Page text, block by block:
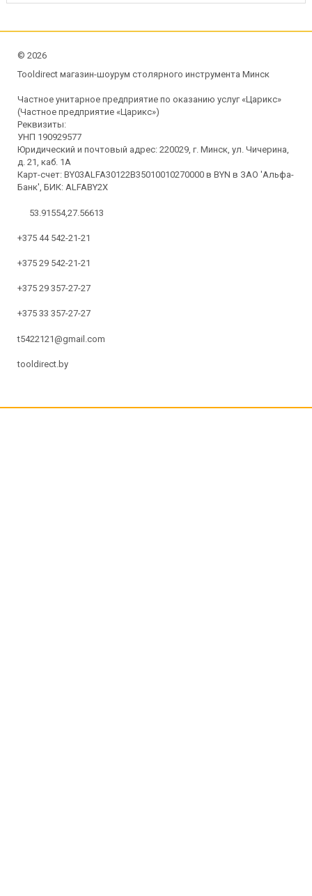
© 2026
Tooldirect магазин-шоурум столярного инструмента Минск
Частное унитарное предприятие по оказанию услуг «Царикс»
(Частное предприятие «Царикс»)
Реквизиты:
УНП 190929577
Юридический и почтовый адрес: 220029, г. Минск, ул. Чичерина,
д. 21, каб. 1А
Карт-счет: BY03ALFA30122B35010010270000 в BYN в ЗАО 'Альфа-
Банк', БИК: ALFABY2X
53.91554,27.56613
+375 44 542-21-21
+375 29 542-21-21
+375 29 357-27-27
+375 33 357-27-27
t5422121@gmail.com
tooldirect.by